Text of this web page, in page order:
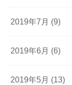
2019年7月 (9)
2019年6月 (6)
2019年5月 (13)